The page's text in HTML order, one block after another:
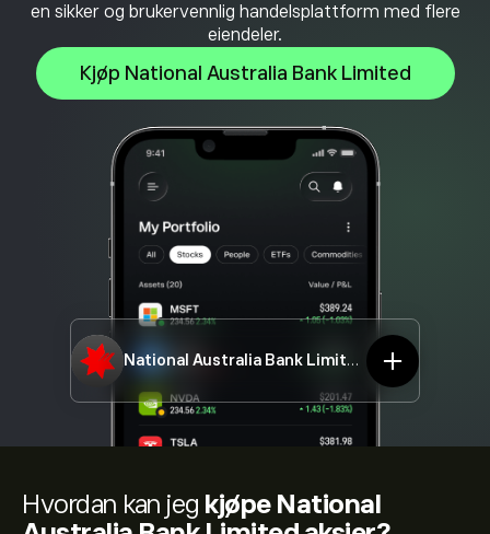
en sikker og brukervennlig handelsplattform med flere
eiendeler.
Kjøp National Australia Bank Limited
National Australia Bank Limited NAB.ASX
Hvordan kan jeg kjøpe National